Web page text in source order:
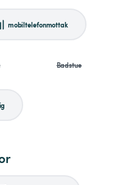
mobiltelefonmottak
Badstue